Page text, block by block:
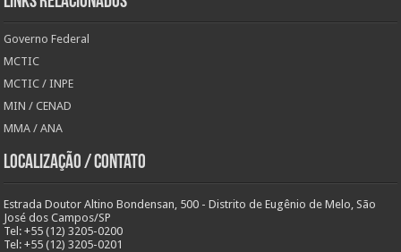
Governo Federal
MCTIC
MCTIC / INPE
MIN / CENAD
MMA / ANA
Localização / Contato
Estrada Doutor Altino Bondensan, 500 - Distrito de Eugênio de Melo, São
José dos Campos/SP
Tel: +55 (12) 3205-0200
Tel: +55 (12) 3205-0201